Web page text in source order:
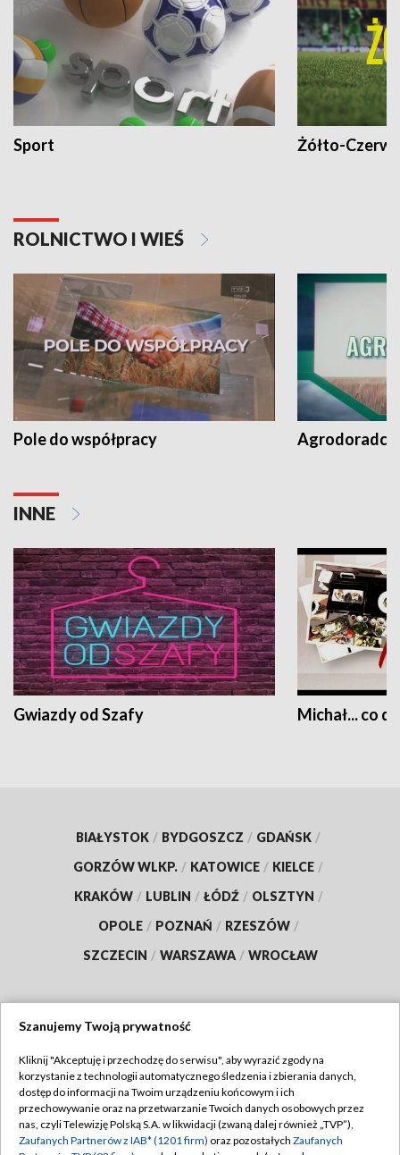
Sport Żółto-
ROLNICTWO I WIEŚ
Pole do współpracy Agrodoradcy
INNE
Gwiazdy od Szafy Michał... co
BIAŁYSTOK / BYDGOSZCZ / GDAŃSK /
GORZÓW WLKP. / KATOWICE / KIELCE /
KRAKÓW / LUBLIN / ŁÓDŹ / OLSZTYN /
OPOLE / POZNAŃ / RZESZÓW /
SZCZECIN / WARSZAWA / WROCŁAW
TVP
Abonament TVP
Emisja w TVP
Regulamin TVP
Polityka prywatności
Szanujemy Twoją prywatność
Kliknij "Akceptuję i przechodzę do serwisu", aby wyrazić zgody na
korzystanie z technologii automatycznego śledzenia i zbierania danych,
dostęp do informacji na Twoim urządzeniu końcowym i ich
przechowywanie oraz na przetwarzanie Twoich danych osobowych przez
nas, czyli Telewizję Polską S.A. w likwidacji (zwaną dalej również „TVP”),
Zaufanych Partnerów z IAB* (1201 firm) oraz pozostałych Zaufanych